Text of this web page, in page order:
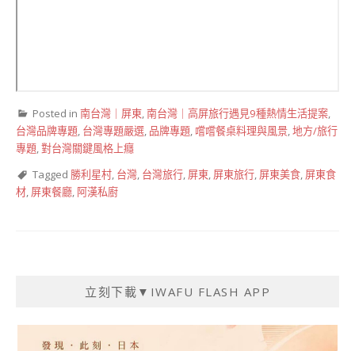
Posted in 南台灣｜屏東,南台灣｜高屏旅行遇見9種熱情生活提案,
台灣品牌專題, 台灣專題嚴選, 品牌專題, 嚐嚐餐桌料理與風景,地方/旅行
專題,對台灣關鍵風格上癮
Tagged 勝利星村, 台灣, 台灣旅行, 屏東, 屏東旅行, 屏東美食, 屏東食
材, 屏東餐廳, 阿漢私廚
立刻下載▼IWAFU FLASH APP